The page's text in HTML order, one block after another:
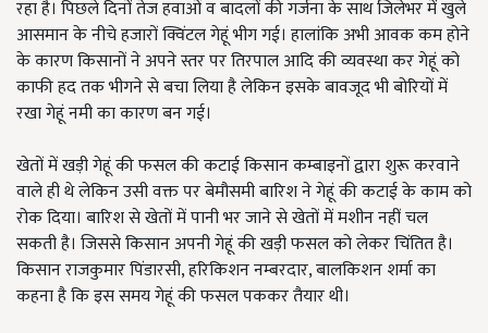
रहा है। पिछले दिनों तेज हवाओं व बादलों की गर्जना के साथ जिलेभर में खुले
आसमान के नीचे हजारों क्विंटल गेहूं भीग गई। हालांकि अभी आवक कम होने
के कारण किसानों ने अपने स्तर पर तिरपाल आदि की व्यवस्था कर गेहूं को
काफी हद तक भीगने से बचा लिया है लेकिन इसके बावजूद भी बोरियों में
रखा गेहूं नमी का कारण बन गई।
खेतों में खड़ी गेहूं की फसल की कटाई किसान कम्बाइनों द्वारा शुरू करवाने
वाले ही थे लेकिन उसी वक्त पर बेमौसमी बारिश ने गेहूं की कटाई के काम को
रोक दिया। बारिश से खेतों में पानी भर जाने से खेतों में मशीन नहीं चल
सकती है। जिससे किसान अपनी गेहूं की खड़ी फसल को लेकर चिंतित है।
किसान राजकुमार पिंडारसी, हरिकिशन नम्बरदार, बालकिशन शर्मा का
कहना है कि इस समय गेहूं की फसल पककर तैयार थी।